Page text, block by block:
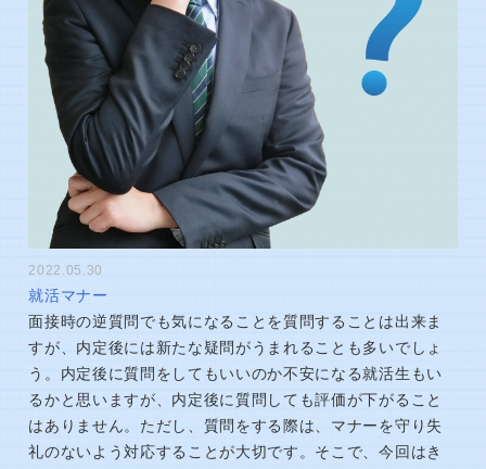
2022.05.30
就活マナー
面接時の逆質問でも気になることを質問することは出来ま
すが、内定後には新たな疑問がうまれることも多いでしょ
う。内定後に質問をしてもいいのか不安になる就活生もい
るかと思いますが、内定後に質問しても評価が下がること
はありません。ただし、質問をする際は、マナーを守り失
礼のないよう対応することが大切です。そこで、今回はき